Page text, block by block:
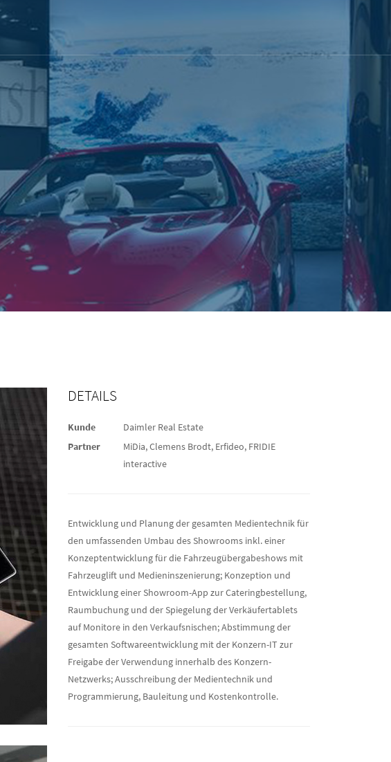
DETAILS
Kunde Daimler Real Estate
Partner
MiDia, Clemens Brodt, Erfideo, FRIDIE
interactive
Entwicklung und Planung der gesamten Medientechnik für
den umfassenden Umbau des Showrooms inkl. einer
Konzeptentwicklung für die Fahrzeugübergabeshows mit
Fahrzeuglift und Medieninszenierung; Konzeption und
Entwicklung einer Showroom-App zur Cateringbestellung,
Raumbuchung und der Spiegelung der Verkäufertablets
auf Monitore in den Verkaufsnischen; Abstimmung der
gesamten Softwareentwicklung mit der Konzern-IT zur
Freigabe der Verwendung innerhalb des Konzern-
Netzwerks; Ausschreibung der Medientechnik und
Programmierung, Bauleitung und Kostenkontrolle.